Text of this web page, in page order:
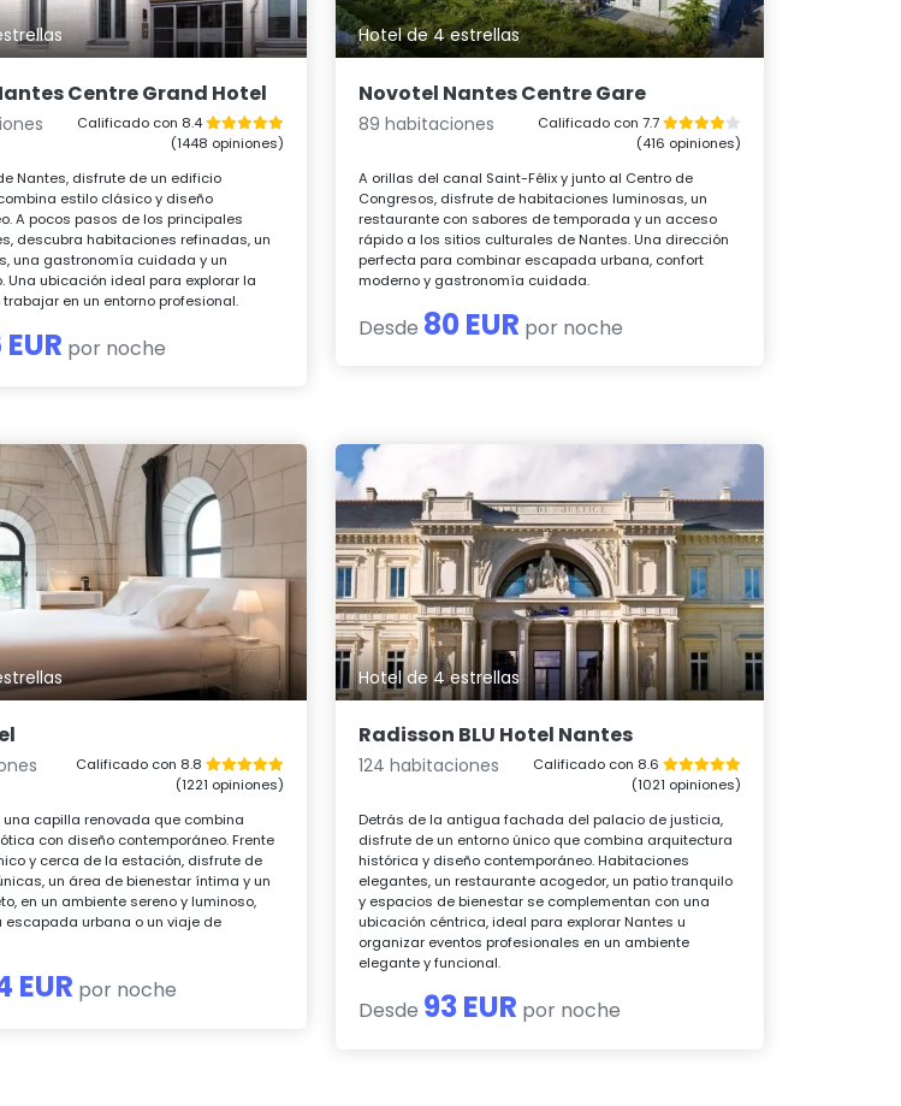
Centre Grand Hotel
Calificado con 8.4
(1448 opiniones)
Nantes, disfrute de un edificio
estilo clásico y diseño
A pocos pasos de los principales
descubra habitaciones refinadas, un
una gastronomía cuidada y un
Una ubicación ideal para explorar la
en un entorno profesional.
por noche
Hotel de 4 estrellas
Novotel Nantes Centre Gare
89 habitaciones
Calificado con 7.7
(416 opiniones)
A orillas del canal Saint-Félix y junto al Centro de
Congresos, disfrute de habitaciones luminosas, un
restaurante con sabores de temporada y un acceso
rápido a los sitios culturales de Nantes. Una dirección
perfecta para combinar escapada urbana, confort
moderno y gastronomía cuidada.
Desde 80 EUR por noche
Calificado con 8.8
(1221 opiniones)
una capilla renovada que combina
con diseño contemporáneo. Frente
y cerca de la estación, disfrute de
un área de bienestar íntima y un
en un ambiente sereno y luminoso,
escapada urbana o un viaje de
EUR por noche
Hotel de 4 estrellas
Radisson BLU Hotel Nantes
124 habitaciones
Calificado con 8.6
(1021 opiniones)
Detrás de la antigua fachada del palacio de justicia,
disfrute de un entorno único que combina arquitectura
histórica y diseño contemporáneo. Habitaciones
elegantes, un restaurante acogedor, un patio tranquilo
y espacios de bienestar se complementan con una
ubicación céntrica, ideal para explorar Nantes u
organizar eventos profesionales en un ambiente
elegante y funcional.
Desde 93 EUR por noche